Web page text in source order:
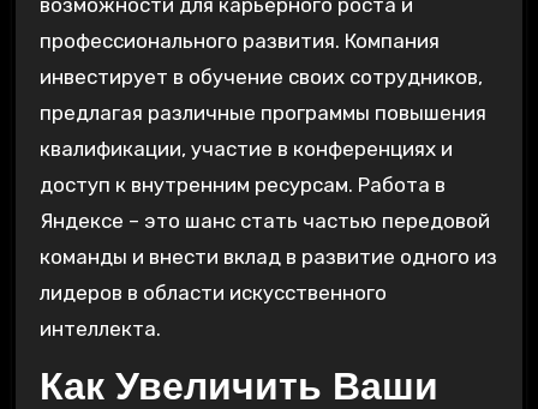
возможности для карьерного роста и
профессионального развития. Компания
инвестирует в обучение своих сотрудников,
предлагая различные программы повышения
квалификации, участие в конференциях и
доступ к внутренним ресурсам. Работа в
Яндексе – это шанс стать частью передовой
команды и внести вклад в развитие одного из
лидеров в области искусственного
интеллекта.
Как Увеличить Ваши